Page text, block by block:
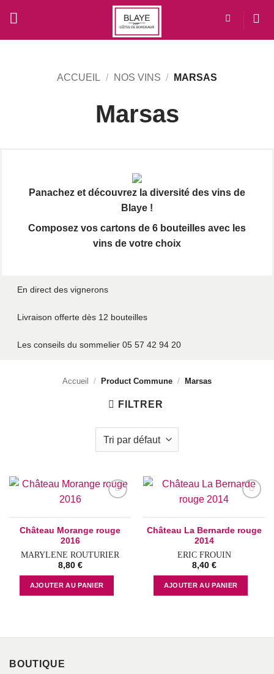
contenu
ACCUEIL / NOS VINS / MARSAS
Marsas
Panachez et découvrez la diversité des vins de
Blaye !
Composez vos cartons de 6 bouteilles avec les
vins de votre choix
En direct des vignerons
Livraison offerte dès 12 bouteilles
Les conseils du sommelier 05 57 42 94 20
Accueil / Product Commune / Marsas
FILTRER
Château Morange rouge
2016
MARYLENE ROUTURIER
8,80 €
AJOUTER AU PANIER
Château La Bernarde rouge
2014
ERIC FROUIN
8,40 €
AJOUTER AU PANIER
BOUTIQUE